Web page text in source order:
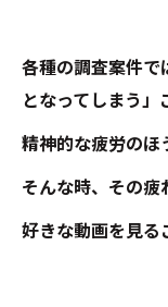
各種の調査案件で
となってしまう」
精神的な疲労のほ
そんな時、その疲
好きな動画を見る